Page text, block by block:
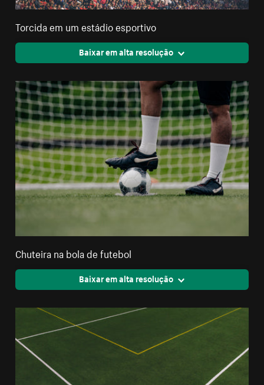
Torcida em um estádio esportivo
Baixar em alta resolução
Chuteira na bola de futebol
Baixar em alta resolução